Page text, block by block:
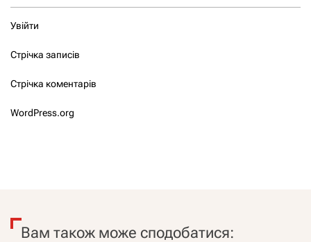
Увійти
Стрічка записів
Стрічка коментарів
WordPress.org
Вам також може сподобатися: